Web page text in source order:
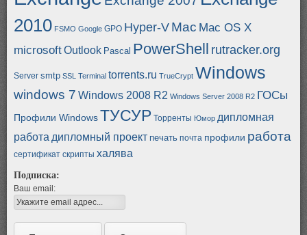
2010 FSMO Google GPO Hyper-V Mac Mac OS X
microsoftOutlook Pascal PowerShell rutracker.org
Server smtp SSL Terminal torrents.ru TrueCrypt Windows
windows 7 Windows 2008 R2 Windows Server 2008 R2 ГОСы
Профили WindowsТУСУР Торренты Юмор дипломная
работа дипломный проект печать почта профили работа
сертификат скрипты халява
Подписка:
Ваш email: